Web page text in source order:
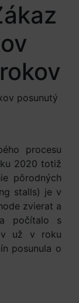
procesu
2020 totiž
pôrodných
stalls) je v
zvierat a
počítalo s
už v roku
posunula o